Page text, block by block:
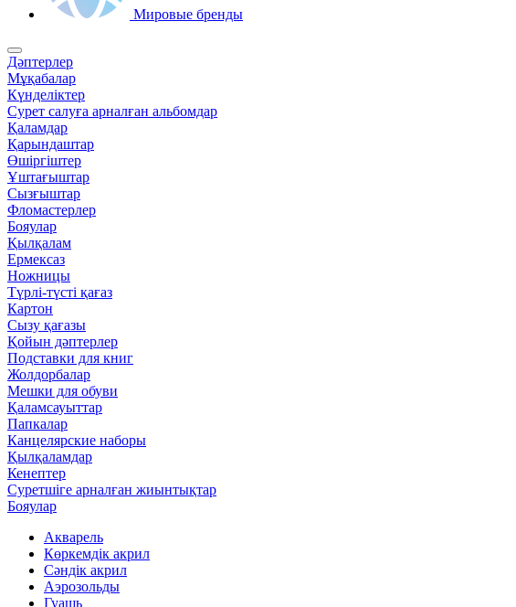
Мировые бренды
Дәптерлер
Мұқабалар
Күнделіктер
Сурет салуға арналған альбомдар
Қаламдар
Қарындаштар
Өшіргіштер
Ұштағыштар
Сызғыштар
Фломастерлер
Бояулар
Қылқалам
Ермексаз
Ножницы
Түрлі-түсті қағаз
Картон
Сызу қағазы
Қойын дәптерлер
Подставки для книг
Жолдорбалар
Мешки для обуви
Қаламсауыттар
Папкалар
Канцелярские наборы
Қылқаламдар
Кенептер
Суретшіге арналған жиынтықтар
Бояулар
Акварель
Көркемдік акрил
Сәндік акрил
Аэрозольды
Гуашь